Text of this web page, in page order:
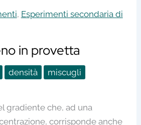
, Esperimenti secondaria di
in provetta
densità
miscugli
gradiente che, ad una
corrisponde anche